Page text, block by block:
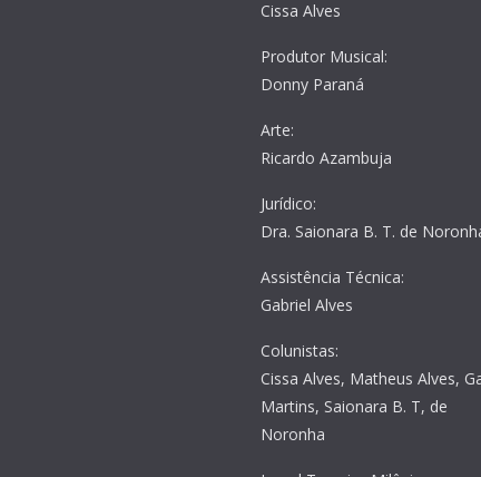
Cissa Alves
Produtor Musical:
Donny Paraná
Arte:
Ricardo Azambuja
Jurídico:
Dra. Saionara B. T. de
Assistência Técnica:
Gabriel Alves
Colunistas:
Cissa Alves, Matheus Alves,
Martins, Saionara B. T, de
Noronha